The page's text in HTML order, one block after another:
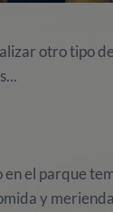
otro tipo de
el parque
y